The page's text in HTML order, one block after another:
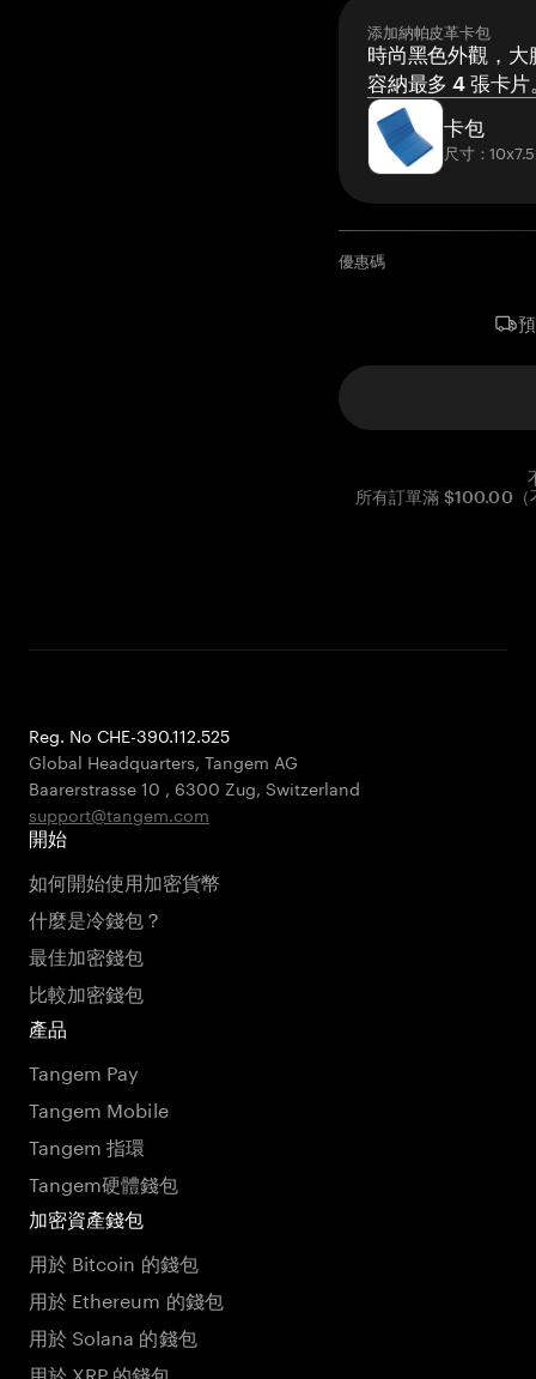
添加納帕皮革卡包
時尚黑色外觀，大
容納最多 4 張卡片
卡包
尺寸：
優惠碼
所有訂單滿 $100.00（
Reg. No CHE-390.112.525
Global Headquarters, Tangem AG
Baarerstrasse 10 , 6300 Zug, Switzerland
support@tangem.com
開始
如何開始使用加密貨幣
什麼是冷錢包？
最佳加密錢包
比較加密錢包
產品
Tangem Pay
Tangem Mobile
Tangem 指環
Tangem硬體錢包
加密資產錢包
用於 Bitcoin 的錢包
用於 Ethereum 的錢包
用於 Solana 的錢包
用於 XRP 的錢包